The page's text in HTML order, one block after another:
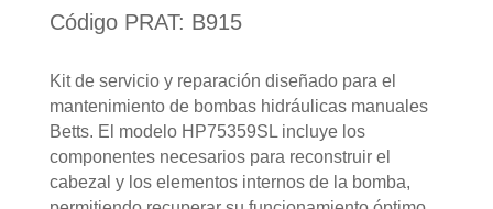
Código PRAT: B915
Kit de servicio y reparación diseñado para el
mantenimiento de bombas hidráulicas manuales
Betts. El modelo HP75359SL incluye los
componentes necesarios para reconstruir el
cabezal y los elementos internos de la bomba,